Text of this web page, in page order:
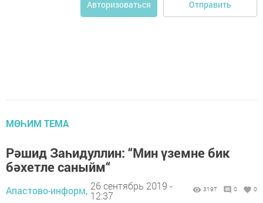
Авторизоваться Отправить
МӨҺИМ ТЕМА
Рәшид Заһидуллин: “Мин үземне бик
бәхетле саныйм“
Апастово-информ, 26 сентябрь 2019 -
12:37
3197 0 0